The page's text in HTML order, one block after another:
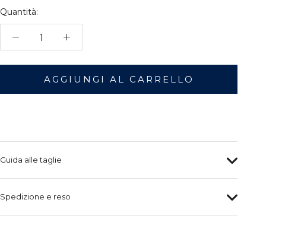
Quantità:
AGGIUNGI AL CARRELLO
Guida alle taglie
Spedizione e reso